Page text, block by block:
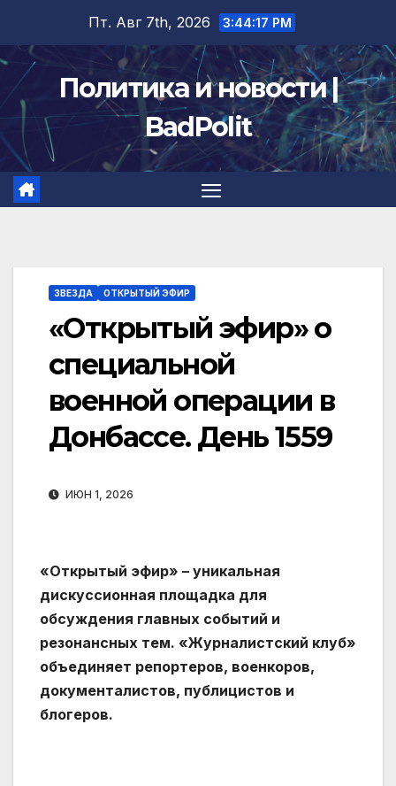
содержимому
Пт. Авг 7th, 2026 3:44:18 PM
Политика и новости |
BadPolit
ЗВЕЗДА ОТКРЫТЫЙ ЭФИР
«Открытый эфир» о
специальной
военной операции в
Донбассе. День 1559
ИЮН 1, 2026
«Открытый эфир» – уникальная
дискуссионная площадка для
обсуждения главных событий и
резонансных тем. «Журналистский клуб»
объединяет репортеров, военкоров,
документалистов, публицистов и
блогеров.